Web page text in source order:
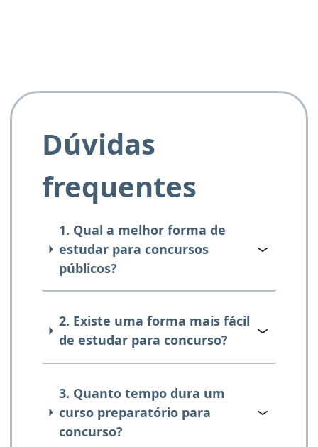
Dúvidas
frequentes
1. Qual a melhor forma de
estudar para concursos
públicos?
2. Existe uma forma mais fácil
de estudar para concurso?
3. Quanto tempo dura um
curso preparatório para
concurso?